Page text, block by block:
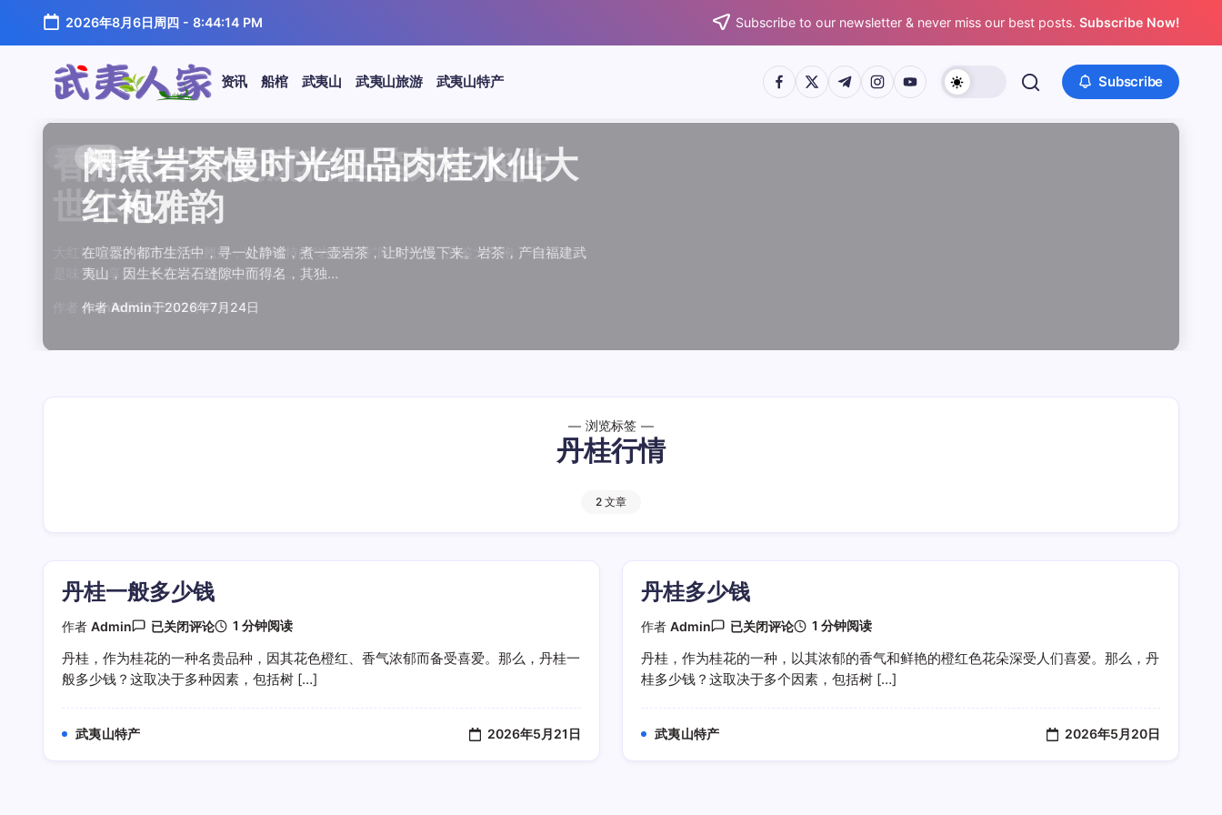
正
2026年8月6日周四- 8:44:14 PM Subscribe to our newsletter & never miss our best posts. Subscribe Now!
武
夷
资讯 船棺 武夷山 武夷山旅游 武夷山特产 https://www.facebook.com/
https://twitter.com/
https://t.me/
https://www.instagram.com/
https://youtube.com/ Subscribe
资讯
闲煮岩茶慢时光细品肉桂水仙大
红袍雅韵
在喧嚣的都市生活中，寻一处静谧，煮一壶岩茶，让时光慢下来。岩茶，产自福建武
夷山，因生长在岩石缝隙中而得名，其独…
作者 Admin于2026年7月24日
资讯
香清味醇气韵沉稳品鉴大红袍传
世本味
大红袍，作为乌龙茶中的翘楚，以其独特的“岩骨花香”闻名于世。品鉴大红袍，不仅
是味觉的享受，更是对茶文化底蕴的深…
作者 Admin于2026年7月23日
资讯
汤水顺滑底蕴绵长品鉴武夷水仙
温润质感
武夷水仙，作为乌龙茶中的经典品种，以其汤水顺滑、底蕴绵长而备受茶客青睐。品
鉴这款茶，仿佛在品味一段悠长的岁月，…
作者 Admin于2026年7月22日
资讯
唇齿留香久久不散品鉴武夷肉桂
独特魅力
武夷岩茶，素有“岩骨花香”之誉，而肉桂更是其中翘楚。其名源于香叶似肉桂，更因
其茶汤入口后，唇齿留香久久不散，令…
作者 Admin于2026年7月21日
资讯
岩韵浓淡各不同三款经典岩茶对
比品鉴
岩茶，作为乌龙茶中的瑰宝，以其独特的“岩韵”闻名于世。所谓岩韵，是茶叶在武夷
山丹霞地貌中吸收岩石矿物精华后形成…
作者 Admin于2026年7月20日
资讯
观汤色赏叶底全面品鉴肉桂水仙
大红袍
品鉴武夷岩茶，观汤色与赏叶底是关键环节。肉桂、水仙、大红袍作为岩茶代表，其
汤色与叶底各具特色，折射出工艺与山场…
作者 Admin于2026年7月19日
资讯
闲煮岩茶慢时光细品肉桂水仙大
红袍雅韵
在喧嚣的都市生活中，寻一处静谧，煮一壶岩茶，让时光慢下来。岩茶，产自福建武
夷山，因生长在岩石缝隙中而得名，其独…
作者 Admin于2026年7月24日
资讯
香清味醇气韵沉稳品鉴大红袍传
世本味
大红袍，作为乌龙茶中的翘楚，以其独特的“岩骨花香”闻名于世。品鉴大红袍，不仅
是味觉的享受，更是对茶文化底蕴的深…
作者 Admin于2026年7月23日
资讯汤水顺滑底蕴绵长品鉴武夷水仙
温润质感
武夷水仙，作为乌龙茶中的经典品种，以其汤水顺滑、底蕴绵长而备受茶客青睐。品
鉴这款茶，仿佛在品味一段悠长的岁月，…
Admin于2026年7月22日
资讯唇齿留香久久不散品鉴武夷肉桂
独特魅力
武夷岩茶，素有“岩骨花香”之誉，而肉桂更是其中翘楚。其名源于香叶似肉桂，更因
其茶汤入口后，唇齿留香久久不散，令…
Admin于2026年7月21日
资讯岩韵浓淡各不同三款经典岩茶对
比品鉴
岩茶，作为乌龙茶中的瑰宝，以其独特的“岩韵”闻名于世。所谓岩韵，是茶叶在武夷
山丹霞地貌中吸收岩石矿物精华后形成…
Admin于2026年7月20日
资讯观汤色赏叶底全面品鉴肉桂水仙
大红袍
品鉴武夷岩茶，观汤色与赏叶底是关键环节。肉桂、水仙、大红袍作为岩茶代表，其
汤色与叶底各具特色，折射出工艺与山场…
Admin于2026年7月19日
资讯闲煮岩茶慢时光细品肉桂水仙大
红袍雅韵
在喧嚣的都市生活中，寻一处静谧，煮一壶岩茶，让时光慢下来。岩茶，产自福建武
夷山，因生长在岩石缝隙中而得名，其独…
Admin于2026年7月24日
资讯香清味醇气韵沉稳品鉴大红袍传
世本味
大红袍，作为乌龙茶中的翘楚，以其独特的“岩骨花香”闻名于世。品鉴大红袍，不仅
是味觉的享受，更是对茶文化底蕴的深…
Admin于2026年7月23日
资讯汤水顺滑底蕴绵长品鉴武夷水仙
温润质感
武夷水仙，作为乌龙茶中的经典品种，以其汤水顺滑、底蕴绵长而备受茶客青睐。品
鉴这款茶，仿佛在品味一段悠长的岁月，…
Admin于2026年7月22日
资讯唇齿留香久久不散品鉴武夷肉桂
独特魅力
武夷岩茶，素有“岩骨花香”之誉，而肉桂更是其中翘楚。其名源于香叶似肉桂，更因
其茶汤入口后，唇齿留香久久不散，令…
Admin于2026年7月21日
资讯岩韵浓淡各不同三款经典岩茶对
比品鉴
岩茶，作为乌龙茶中的瑰宝，以其独特的“岩韵”闻名于世。所谓岩韵，是茶叶在武夷
山丹霞地貌中吸收岩石矿物精华后形成…
Admin于2026年7月20日
资讯观汤色赏叶底全面品鉴肉桂水仙
大红袍
品鉴武夷岩茶，观汤色与赏叶底是关键环节。肉桂、水仙、大红袍作为岩茶代表，其
汤色与叶底各具特色，折射出工艺与山场…
Admin于2026年7月19日
浏览标签
丹桂行情
2 文章
丹桂一般多少钱
作者 Admin
丹
一
般
多
已关闭评论 1 分钟阅读
丹桂，作为桂花的一种名贵品种，因其花色橙红、香气浓郁而备受喜爱。那么，丹桂一
般多少钱？这取决于多种因素，包括树 […]
武夷山特产 2026年5月21日
丹桂多少钱
作者 Admin
丹
多
少
钱
已关闭评论 1 分钟阅读
丹桂，作为桂花的一种，以其浓郁的香气和鲜艳的橙红色花朵深受人们喜爱。那么，丹
桂多少钱？这取决于多个因素，包括树 […]
武夷山特产 2026年5月20日